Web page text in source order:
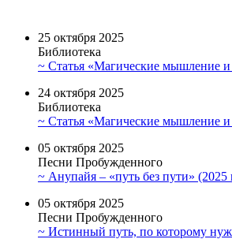
25 октября 2025
Библиотека
~ Статья «Магические мышление и
24 октября 2025
Библиотека
~ Статья «Магические мышление и
05 октября 2025
Песни Пробужденного
~ Анупайя – «путь без пути» (2025
05 октября 2025
Песни Пробужденного
~ Истинный путь, по которому